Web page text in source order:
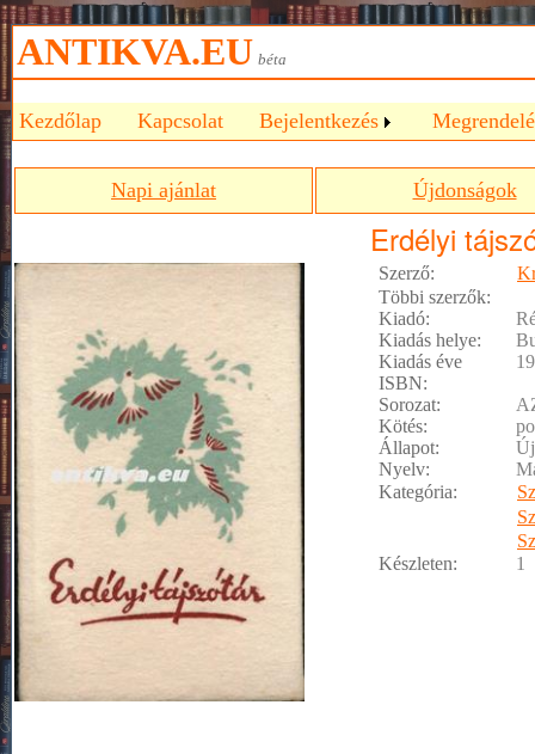
ANTIKVA.EU béta
Kezdőlap Kapcsolat Bejelentkezés
Napi ajánlat Újdonságok
Erdélyi
Szerző:
Többi szerzők:
Kiadó:
Kiadás helye:
Kiadás éve
ISBN:
Sorozat:
Kötés:
Állapot:
Nyelv:
Kategória:
Készleten:
1